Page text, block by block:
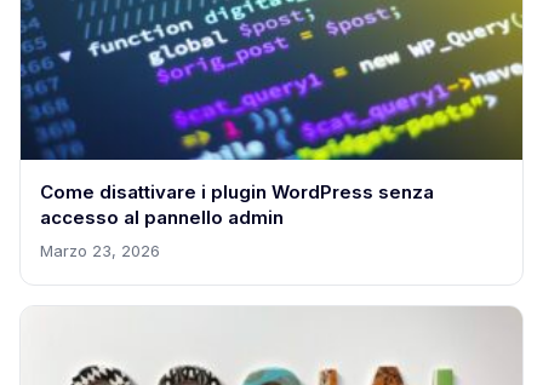
Come disattivare i plugin WordPress senza
accesso al pannello admin
Marzo 23, 2026